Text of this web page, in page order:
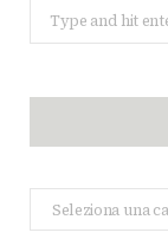
for:
Categorie